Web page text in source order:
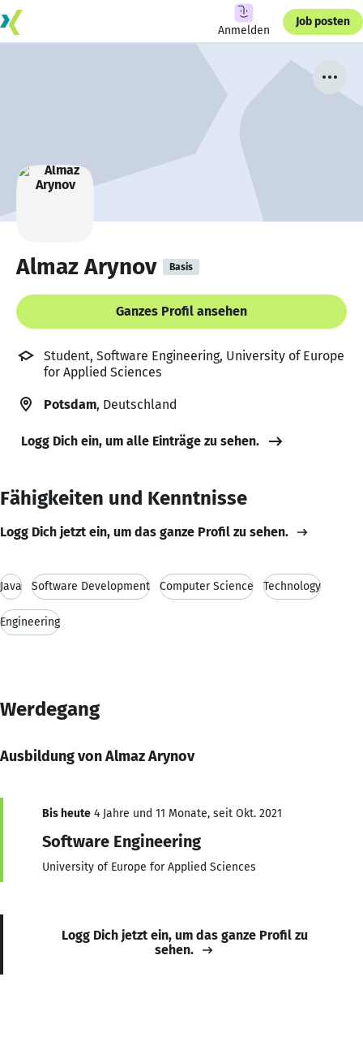
Anmelden
Job posten
Almaz Arynov Basis
Ganzes Profil ansehen
Student, Software Engineering, University of Europe
for Applied Sciences
Potsdam, Deutschland
Logg Dich ein, um alle Einträge zu sehen.
Fähigkeiten und Kenntnisse
Logg Dich jetzt ein, um das ganze Profil zu sehen.
Java Software Development Computer Science Technology
Engineering
Werdegang
Ausbildung von Almaz Arynov
Bis heute 4 Jahre und 11 Monate, seit Okt. 2021
Software Engineering
University of Europe for Applied Sciences
Logg Dich jetzt ein, um das ganze Profil zu
sehen.